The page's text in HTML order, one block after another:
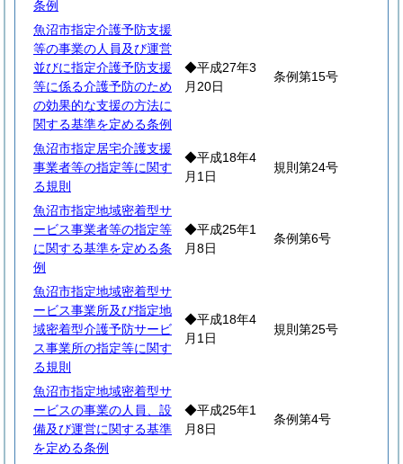
条例
魚沼市指定介護予防支援
等の事業の人員及び運営
並びに指定介護予防支援
等に係る介護予防のため
の効果的な支援の方法に
関する基準を定める条例
◆平成27年3
月20日
条例第15号
魚沼市指定居宅介護支援
事業者等の指定等に関す
る規則
◆平成18年4
月1日
規則第24号
魚沼市指定地域密着型サ
ービス事業者等の指定等
に関する基準を定める条
例
◆平成25年1
月8日
条例第6号
魚沼市指定地域密着型サ
ービス事業所及び指定地
域密着型介護予防サービ
ス事業所の指定等に関す
る規則
◆平成18年4
月1日
規則第25号
魚沼市指定地域密着型サ
ービスの事業の人員、設
備及び運営に関する基準
を定める条例
◆平成25年1
月8日
条例第4号